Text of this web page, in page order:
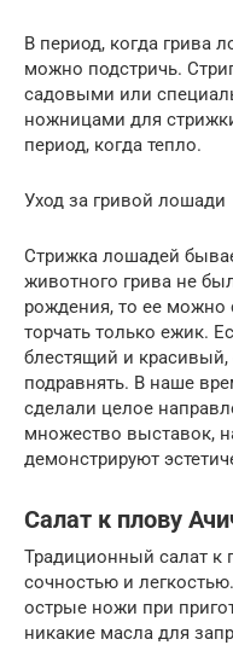
В период, когда грива
можно подстричь.
садовыми или
ножницами для
период, когда тепло.
Уход за гривой лошади
Стрижка лошадей
животного грива не
рождения, то ее можно
торчать только ежик.
блестящий и красивый,
подравнять. В наше
сделали целое
множество выставок,
демонстрируют
Салат к плову
Традиционный салат к
сочностью и
острые ножи при
никакие масла для